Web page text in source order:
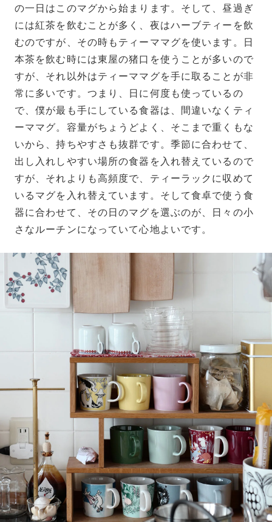
の一日はこのマグから始まります。そして、昼過ぎ
には紅茶を飲むことが多く、夜はハーブティーを飲
むのですが、その時もティーママグを使います。日
本茶を飲む時には東屋の猪口を使うことが多いので
すが、それ以外はティーママグを手に取ることが非
常に多いです。つまり、日に何度も使っているの
で、僕が最も手にしている食器は、間違いなくティ
ーママグ。容量がちょうどよく、そこまで重くもな
いから、持ちやすさも抜群です。季節に合わせて、
出し入れしやすい場所の食器を入れ替えているので
すが、それよりも高頻度で、ティーラックに収めて
いるマグを入れ替えています。そして食卓で使う食
器に合わせて、その日のマグを選ぶのが、日々の小
さなルーチンになっていて心地よいです。